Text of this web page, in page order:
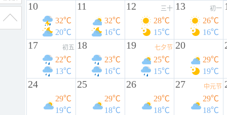
10
32℃
20℃
11
32℃
16℃
12 三十
28℃
15℃
13 初一
26℃
16℃
17 初五
22℃
13℃
18
23℃
16℃
19 七夕节
25℃
15℃
20
29℃
19℃
24
29℃
19℃
25
29℃
18℃
26
29℃
18℃
27 中元节
29℃
18℃